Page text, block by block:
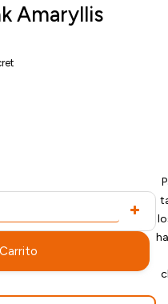
Amaryllis